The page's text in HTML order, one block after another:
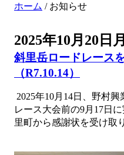
ホーム / お知らせ
2025年10月20日
斜里岳ロードレース
（R7.10.14）
2025年10月14日、野村
レース大会前の9月17日
里町から感謝状を受け取